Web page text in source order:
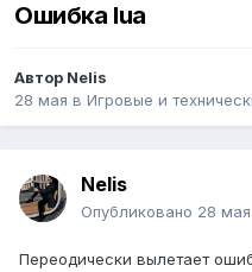
Ошибка lua
Автор Nelis
28 мая в Игровые и
Nelis
Опубликовано 28 мая
Переодически вылетает